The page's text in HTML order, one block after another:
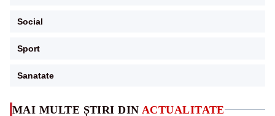
MAI MULTE ȘTIRI DIN ACTUALITATE
Social
Sport
Sanatate